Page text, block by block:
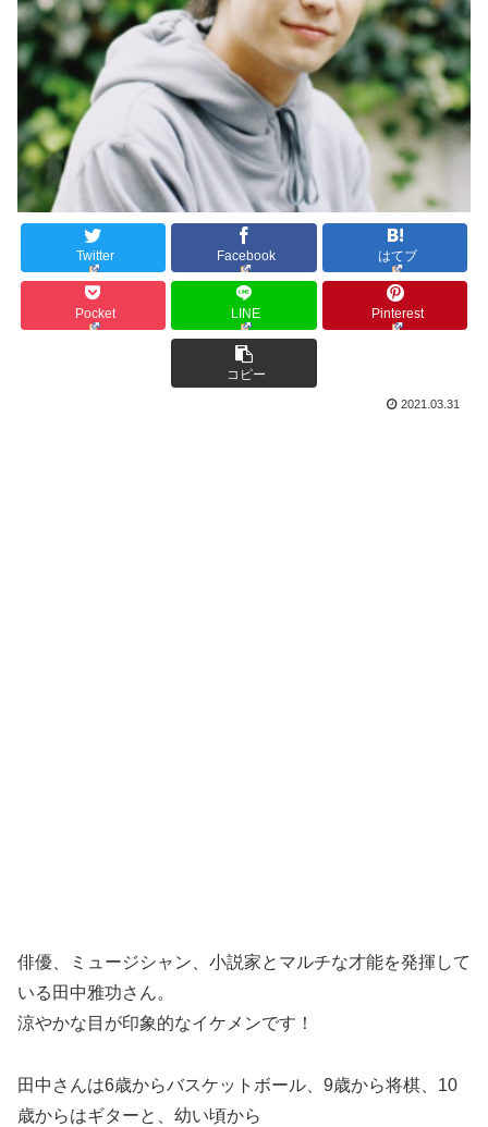
Twitter Facebook はてブ
Pocket LINE Pinterest
コピー
2021.03.31
俳優、ミュージシャン、小説家とマルチな才能を発揮して
いる田中雅功さん。
涼やかな目が印象的なイケメンです！
田中さんは6歳からバスケットボール、9歳から将棋、10
歳からはギターと、幼い頃から